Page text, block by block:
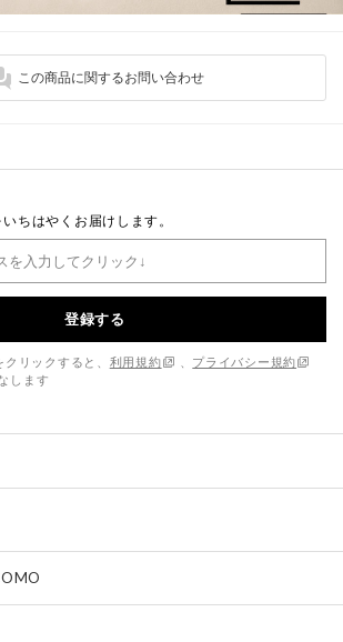
この商品に関するお問い合わせ
ちはやくお届けします。
登録する
リックすると、 利用規約
プライバシー規約
します